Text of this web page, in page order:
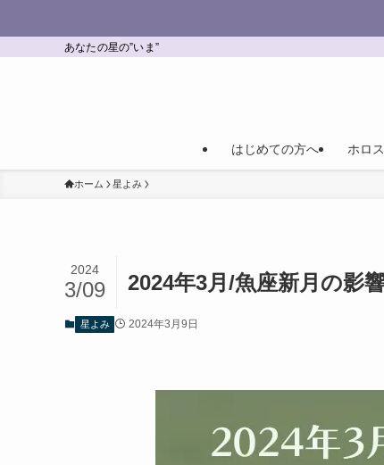
あなたの星の”いま”
はじめての方へ ホロ
ホーム 星よみ
2024年3月/魚座新月の影
2024
3/09
星よみ 2024年3月9日